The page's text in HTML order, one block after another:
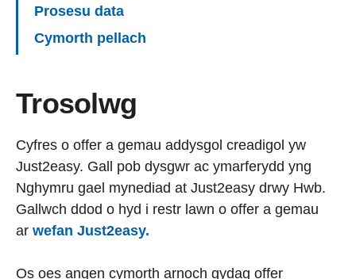
Prosesu data
Cymorth pellach
Trosolwg
Cyfres o offer a gemau addysgol creadigol yw
Just2easy. Gall pob dysgwr ac ymarferydd yng
Nghymru gael mynediad at Just2easy drwy Hwb.
Gallwch ddod o hyd i restr lawn o offer a gemau
ar wefan Just2easy.
Os oes angen cymorth arnoch gydag offer